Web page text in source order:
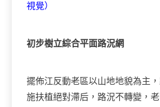
視覺）
初步樹立綜合平面路況網
擺佈江反動老區以山地地貌為主
施扶植絕對滯后，路況不轉變，